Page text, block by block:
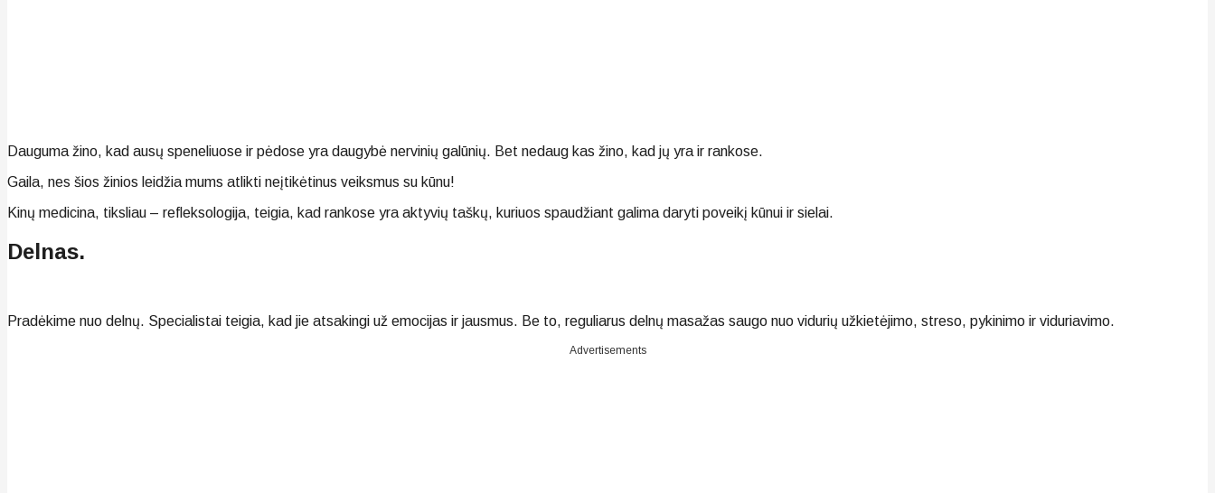
Dauguma žino, kad ausų speneliuose ir pėdose yra daugybė nervinių galūnių. Bet nedaug kas žino, kad jų yra ir rankose.
Gaila, nes šios žinios leidžia mums atlikti neįtikėtinus veiksmus su kūnu!
Kinų medicina, tiksliau – refleksologija, teigia, kad rankose yra aktyvių taškų, kuriuos spaudžiant galima daryti poveikį kūnui ir sielai.
Delnas.
Pradėkime nuo delnų. Specialistai teigia, kad jie atsakingi už emocijas ir jausmus. Be to, reguliarus delnų masažas saugo nuo vidurių užkietėjimo, streso, pykinimo ir viduriavimo.
Advertisements